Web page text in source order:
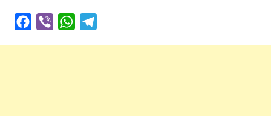
Facebook
Viber WhatsApp